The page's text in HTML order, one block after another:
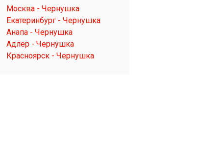
Москва - Чернушка
Екатеринбург - Чернушка
Анапа - Чернушка
Адлер - Чернушка
Красноярск - Чернушка